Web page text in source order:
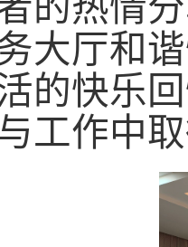
大厅和
的快乐
工作中